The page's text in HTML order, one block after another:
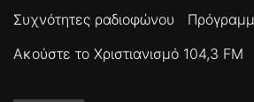
Συχνότητες ραδιοφώνου
Ακούστε το Χριστιανισμό 104,3 FM